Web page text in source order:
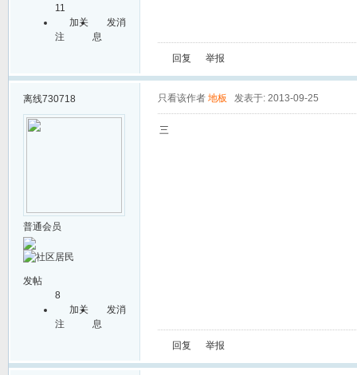
11
加关
注
发消
息
回复 举报
离线730718
普通会员
发帖
8
加关
注
发消
息
只看该作者 地板 发表于: 2013-09-25
三
回复 举报